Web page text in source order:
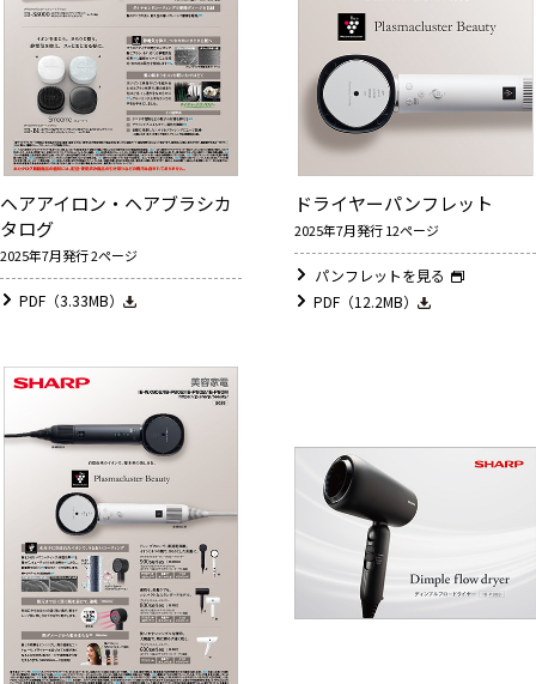
ヘアアイロン・ヘアブラシカ
タログ
2025年7月発行 2ページ
PDF（3.33MB）
ドライヤーパンフレット
2025年7月発行 12ページ
パンフレットを見る
PDF（12.2MB）